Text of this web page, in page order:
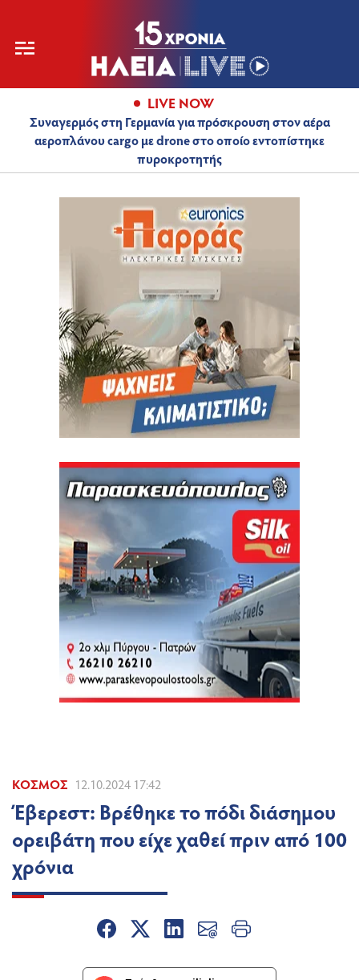
LIVE NOW
Συναγερμός στη Γερμανία για πρόσκρουση στον αέρα
αεροπλάνου cargo με drone στο οποίο εντοπίστηκε
πυροκροτητής
ΚΌΣΜΟΣ 12.10.2024 17:42
Έβερεστ: Βρέθηκε το πόδι διάσημου
ορειβάτη που είχε χαθεί πριν από 100
χρόνια